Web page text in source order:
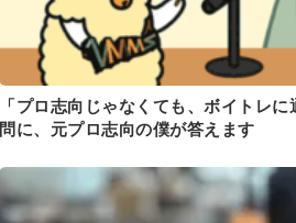
「プロ志向じゃなくても、ボイトレ
問に、元プロ志向の僕が答えます